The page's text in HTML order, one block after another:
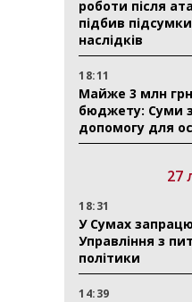
роботи після
підбив підсумки
наслідків
18:11
Майже 3 млн грн
бюджету: Суми
допомогу для
27
18:31
У Сумах
Управління з
політики
14:39